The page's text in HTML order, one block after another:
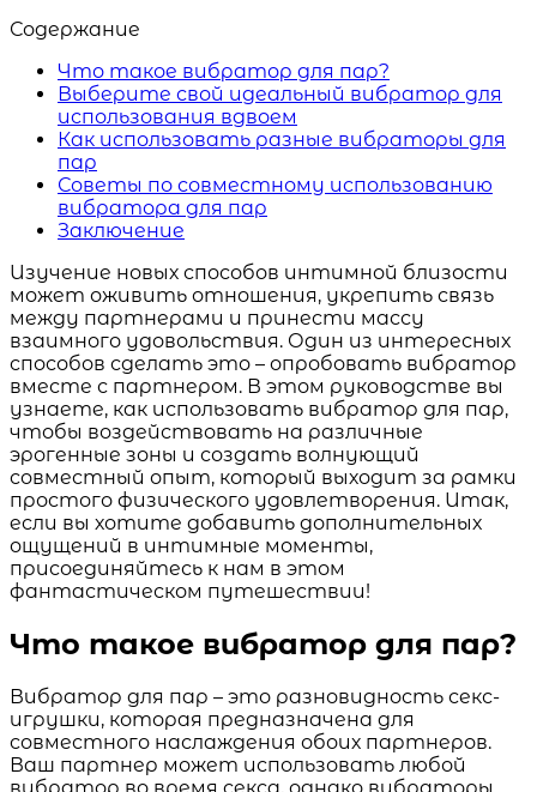
Содержание
Что такое вибратор для пар?
Выберите свой идеальный вибратор для
использования вдвоем
Как использовать разные вибраторы для
пар
Советы по совместному использованию
вибратора для пар
Заключение
Изучение новых способов интимной близости
может оживить отношения, укрепить связь
между партнерами и принести массу
взаимного удовольствия. Один из интересных
способов сделать это – опробовать вибратор
вместе с партнером. В этом руководстве вы
узнаете, как использовать вибратор для пар,
чтобы воздействовать на различные
эрогенные зоны и создать волнующий
совместный опыт, который выходит за рамки
простого физического удовлетворения. Итак,
если вы хотите добавить дополнительных
ощущений в интимные моменты,
присоединяйтесь к нам в этом
фантастическом путешествии!
Что такое вибратор для пар?
Вибратор для пар – это разновидность секс-
игрушки, которая предназначена для
совместного наслаждения обоих партнеров.
Ваш партнер может использовать любой
вибратор во время секса, однако вибраторы